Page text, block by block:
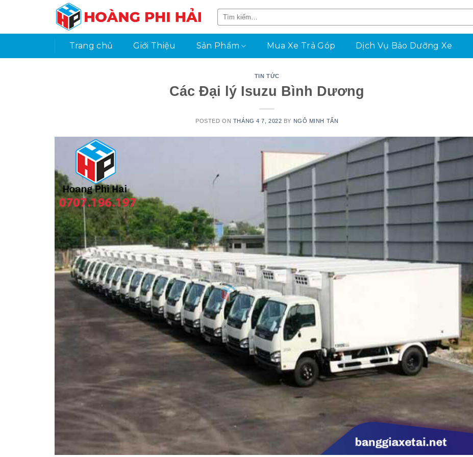
Trang chủ Giới Thiệu Sản Phẩm Mua Xe Trả Góp Dịch Vụ Bảo Dưỡng Xe
TIN TỨC
Các Đại lý Isuzu Bình Dương
POSTED ON THÁNG 4 7, 2022 BY NGÔ MINH TẤN